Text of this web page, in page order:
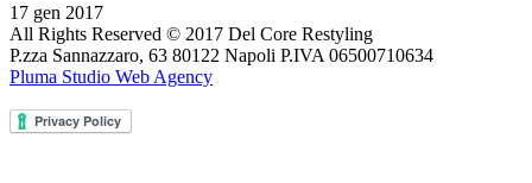
17 gen 2017
All Rights Reserved © 2017 Del Core Restyling
P.zza Sannazzaro, 63 80122 Napoli P.IVA 06500710634
Pluma Studio Web Agency